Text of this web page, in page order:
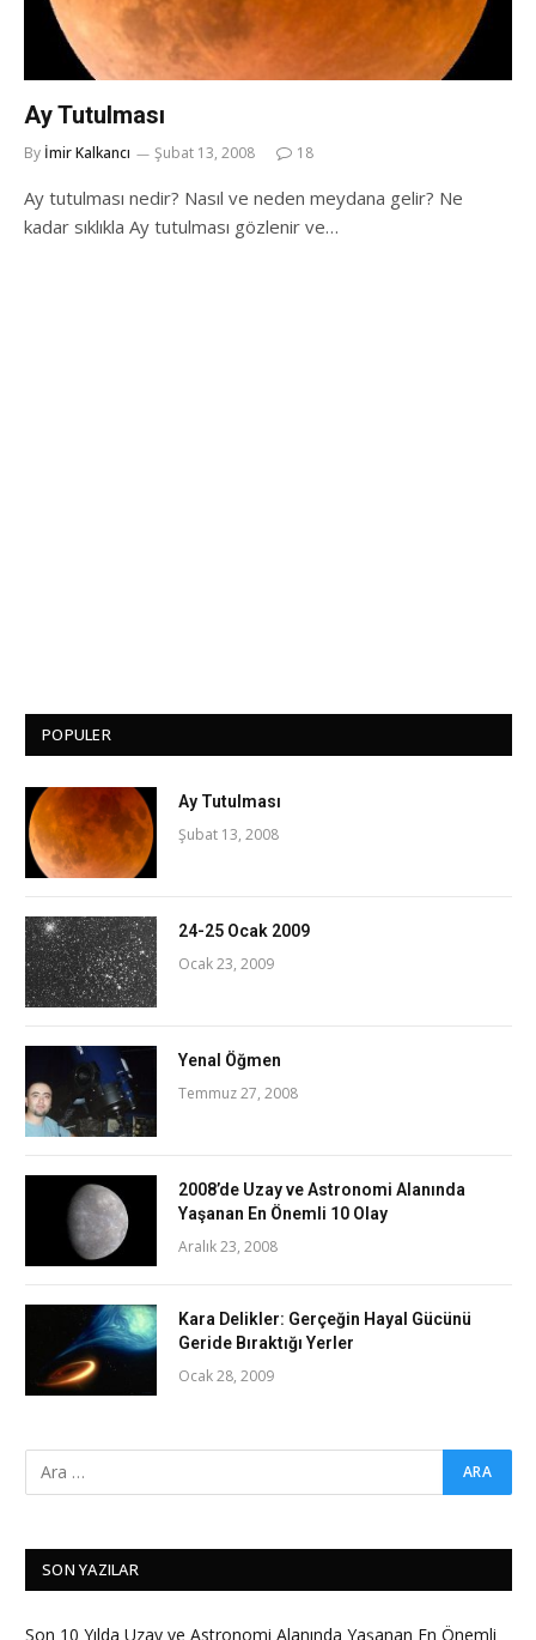
Ay Tutulması
By İmir Kalkancı Şubat 13, 2008 18
Ay tutulması nedir? Nasıl ve neden meydana gelir? Ne
kadar sıklıkla Ay tutulması gözlenir ve…
POPULER
Ay Tutulması
Şubat 13, 2008
24-25 Ocak 2009
Ocak 23, 2009
Yenal Öğmen
Temmuz 27, 2008
2008’de Uzay ve Astronomi Alanında
Yaşanan En Önemli 10 Olay
Aralık 23, 2008
Kara Delikler: Gerçeğin Hayal Gücünü
Geride Bıraktığı Yerler
Ocak 28, 2009
SON YAZILAR
Son 10 Yılda Uzay ve Astronomi Alanında Yaşanan En Önemli